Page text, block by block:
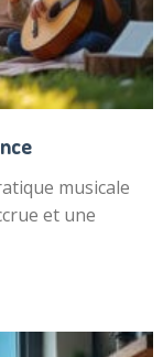
musicale
et une